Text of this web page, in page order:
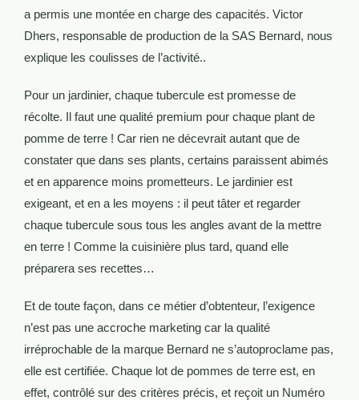
a permis une montée en charge des capacités. Victor
Dhers, responsable de production de la SAS Bernard, nous
explique les coulisses de l’activité..
Pour un jardinier, chaque tubercule est promesse de
récolte. Il faut une qualité premium pour chaque plant de
pomme de terre ! Car rien ne décevrait autant que de
constater que dans ses plants, certains paraissent abimés
et en apparence moins prometteurs. Le jardinier est
exigeant, et en a les moyens : il peut tâter et regarder
chaque tubercule sous tous les angles avant de la mettre
en terre ! Comme la cuisinière plus tard, quand elle
préparera ses recettes…
Et de toute façon, dans ce métier d’obtenteur, l’exigence
n’est pas une accroche marketing car la qualité
irréprochable de la marque Bernard ne s’autoproclame pas,
elle est certifiée. Chaque lot de pommes de terre est, en
effet, contrôlé sur des critères précis, et reçoit un Numéro